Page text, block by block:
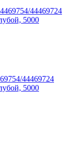
44469724
5000